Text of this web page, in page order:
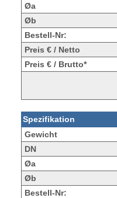
Øa
Øb
Bestell-Nr:
Preis € / Netto
Preis € / Brutto*
Spezifikation
Gewicht
DN
Øa
Øb
Bestell-Nr: